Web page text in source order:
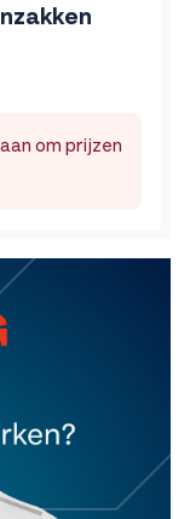
aan om prijzen